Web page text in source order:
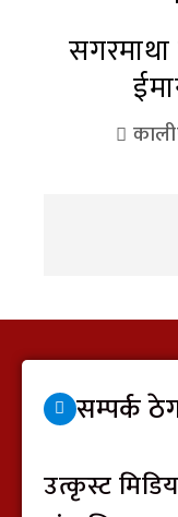
सम्पर्क
उत्कृस्ट मिडिया